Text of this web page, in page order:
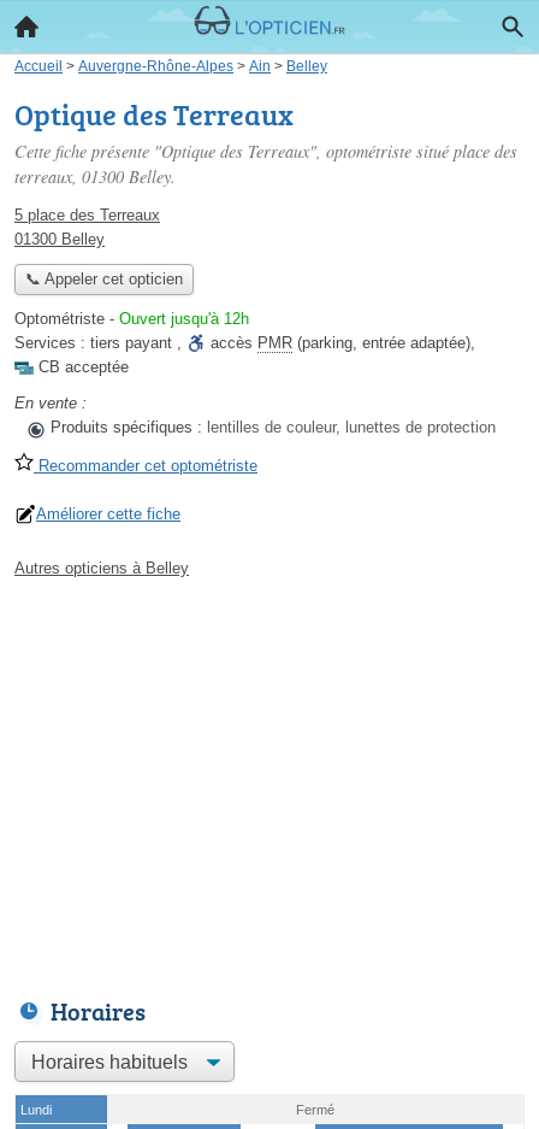
Accueil > Auvergne-Rhône-Alpes > Ain > Belley
Optique des Terreaux
Cette fiche présente "Optique des Terreaux", optométriste situé place des
terreaux, 01300 Belley.
5 place des Terreaux
01300 Belley
📞 Appeler cet opticien
Optométriste - Ouvert jusqu'à 12h
Services : tiers payant , accès PMR (parking, entrée adaptée),
CB acceptée
En vente :
Produits spécifiques : lentilles de couleur, lunettes de protection
Recommander cet optométriste
Améliorer cette fiche
Autres opticiens à Belley
Horaires
Lundi
Fermé